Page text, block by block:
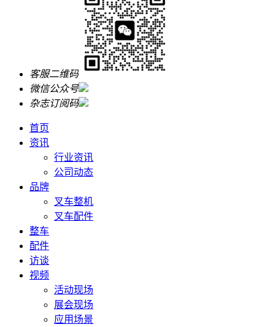
客服二维码
微信公众号
杂志订阅码
首页
资讯
行业资讯
公司动态
品牌
叉车整机
叉车配件
整车
配件
访谈
视频
活动现场
展会现场
应用场景